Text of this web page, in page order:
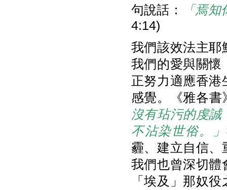
句說話：
「焉
4:14)
我們該效法主耶
我們的愛與關懷
正努力適應香港
感覺。《雅各
沒有玷污的虔
不沾染世俗。」
霾、建立自信、
我們也曾深切體
「埃及」那奴